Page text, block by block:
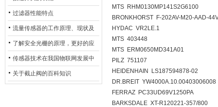
过滤器性能特点
流量传感器的工作原理、现状及
其发展前景
了解安全光栅的原理，更好的应
用安全光栅
传感器技术在我国物联网发展中
的地位*
关于截止阀的百科知识
MTS RHM0130MP141S2G6100
BRONKHORST F-202AV-M20-AAD-
HYDAC VR2LE.1
MTS 403448
MTS ERM0650MD341A01
PILZ 751107
HEIDENHAIN LS187594878-02
DR.BREIT YW4000A.10.00403006008
FERRAZ PC33UD69V1250PA
BARKSDALE XT-R120221-357/800